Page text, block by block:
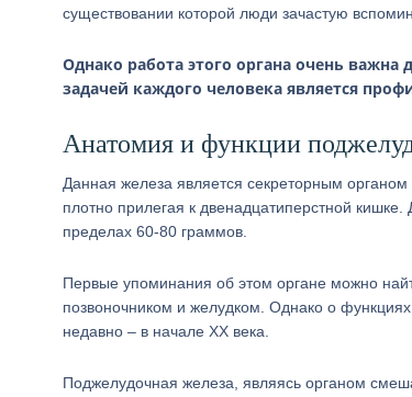
существовании которой люди зачастую
Однако работа этого органа очень
задачей каждого человека является
Анатомия и функции
Данная железа является секреторным
плотно прилегая к двенадцатиперстной
пределах 60-80 граммов.
Первые упоминания об этом органе можно
позвоночником и желудком. Однако о
недавно – в начале ХХ века.
Поджелудочная железа, являясь органом